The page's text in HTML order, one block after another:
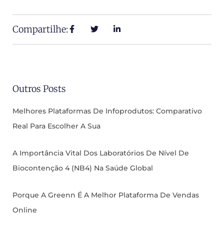
Compartilhe:
Outros Posts
Melhores Plataformas De Infoprodutos: Comparativo
Real Para Escolher A Sua
A Importância Vital Dos Laboratórios De Nível De
Biocontenção 4 (NB4) Na Saúde Global
Porque A Greenn É A Melhor Plataforma De Vendas
Online